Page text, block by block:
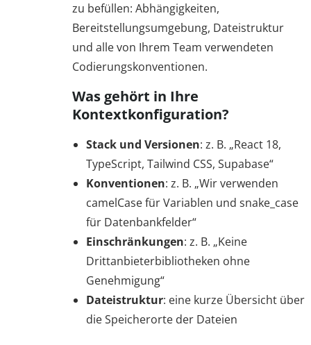
zu befüllen: Abhängigkeiten,
Bereitstellungsumgebung, Dateistruktur
und alle von Ihrem Team verwendeten
Codierungskonventionen.
Was gehört in Ihre
Kontextkonfiguration?
Stack und Versionen: z. B. „React 18,
TypeScript, Tailwind CSS, Supabase“
Konventionen: z. B. „Wir verwenden
camelCase für Variablen und snake_case
für Datenbankfelder“
Einschränkungen: z. B. „Keine
Drittanbieterbibliotheken ohne
Genehmigung“
Dateistruktur: eine kurze Übersicht über
die Speicherorte der Dateien